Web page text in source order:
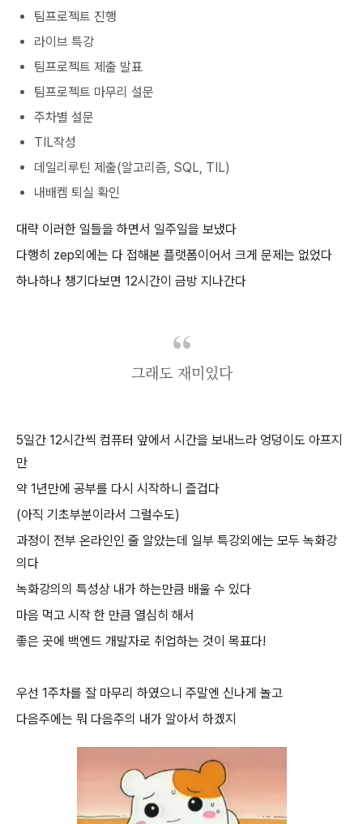
팀프로젝트 진행
라이브 특강
팀프로젝트 제출 발표
팀프로젝트 마무리 설문
주차별 설문
TIL작성
데일리루틴 제출(알고리즘, SQL, TIL)
내배켐 퇴실 확인
대략 이러한 일들을 하면서 일주일을 보냈다
다행히 zep외에는 다 접해본 플랫폼이어서 크게 문제는 없었다
하나하나 챙기다보면 12시간이 금방 지나간다
그래도 재미있다
5일간 12시간씩 컴퓨터 앞에서 시간을 보내느라 엉덩이도 아프지
만
약 1년만에 공부를 다시 시작하니 즐겁다
(아직 기초부분이라서 그럴수도)
과정이 전부 온라인인 줄 알았는데 일부 특강외에는 모두 녹화강
의다
녹화강의의 특성상 내가 하는만큼 배울 수 있다
마음 먹고 시작 한 만큼 열심히 해서
좋은 곳에 백엔드 개발자로 취업하는 것이 목표다!
우선 1주차를 잘 마무리 하였으니 주말엔 신나게 놀고
다음주에는 뭐 다음주의 내가 알아서 하겠지